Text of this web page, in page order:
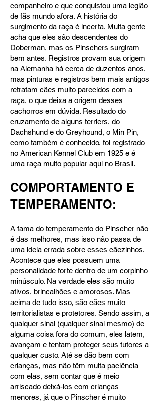
companheiro e que conquistou uma legião
de fãs mundo afora. A história do
surgimento da raça é incerta. Muita gente
acha que eles são descendentes do
Doberman, mas os Pinschers surgiram
bem antes. Registros provam sua origem
na Alemanha há cerca de duzentos anos,
mas pinturas e registros bem mais antigos
retratam cães muito parecidos com a
raça, o que deixa a origem desses
cachorros em dúvida. Resultado do
cruzamento de alguns terriers, do
Dachshund e do Greyhound, o Min Pin,
como também é conhecido, foi registrado
no American Kennel Club em 1925 e é
uma raça muito popular aqui no Brasil.
COMPORTAMENTO E
TEMPERAMENTO:​
A fama do temperamento do Pinscher não
é das melhores, mas isso não passa de
uma ideia errada sobre esses cãezinhos.
Acontece que eles possuem uma
personalidade forte dentro de um corpinho
minúsculo. Na verdade eles são muito
ativos, brincalhões e amorosos. Mas
acima de tudo isso, são cães muito
territorialistas e protetores. Sendo assim, a
qualquer sinal (qualquer sinal mesmo) de
alguma coisa fora do comum, eles latem,
avançam e tentam proteger seus tutores a
qualquer custo. Até se dão bem com
crianças, mas não têm muita paciência
com elas, sem contar que é meio
arriscado deixá-los com crianças
menores, já que o Pinscher é muito